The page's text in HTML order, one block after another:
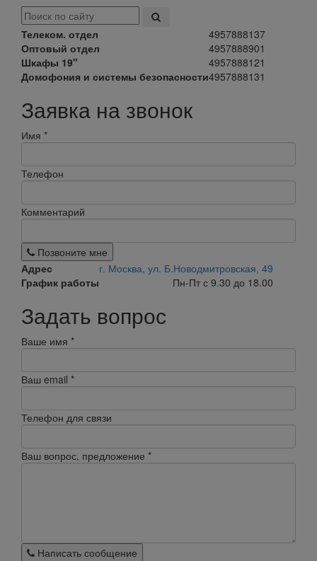
Телеком. отдел
4957888137
Оптовый отдел
4957888901
Шкафы 19"
4957888121
Домофония и системы безопасности4957888131
Заявка на звонок
Имя *
Телефон
Комментарий
Позвоните мне
Адрес
г. Москва, ул. Б.Новодмитровская, 49
График работы
Пн-Пт с 9.30 до 18.00
Задать вопрос
Ваше имя *
Ваш email *
Телефон для связи
Ваш вопрос, предложение *
Написать сообщение